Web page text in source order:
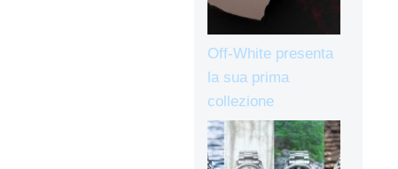
Off-White presenta
la sua prima
collezione